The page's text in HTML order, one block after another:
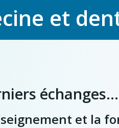
et
échanges...
et la